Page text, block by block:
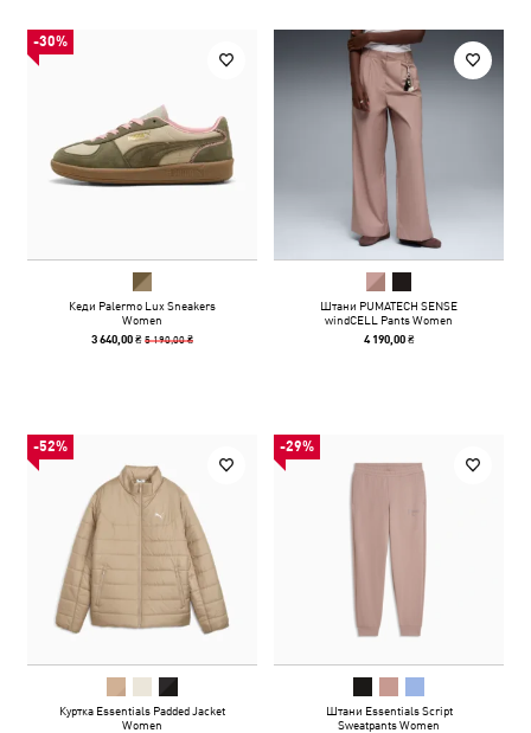
-30%
Кеди Palermo Lux Sneakers
Women
3 640,00 ₴5 190,00 ₴
Штани PUMATECH SENSE
windCELL Pants Women
4 190,00 ₴
-52%
Куртка Essentials Padded Jacket
Women
-29%
Штани Essentials Script
Sweatpants Women